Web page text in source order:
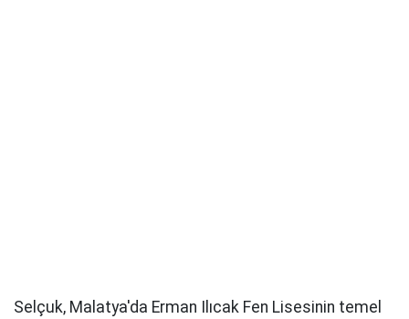
Selçuk, Malatya'da Erman Ilıcak Fen Lisesinin temel